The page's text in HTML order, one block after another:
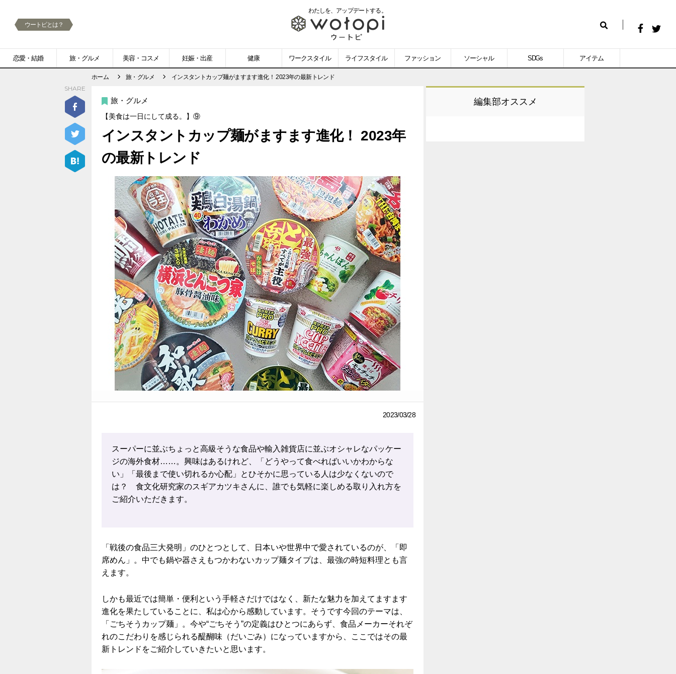
わたしを、 アップデートする。
wotopi
-
ウ
ト
恋愛・結婚 旅・グルメ 美容・コスメ 妊娠・出産 健康 ワークスタイル ライフスタイル ファッション ソーシャル SDGs アイテム
索
ウートピとは？ Facebook
ホーム 旅・グルメ インスタントカップ麺がますます進化！ 2023年の最新トレンド
旅・グルメ
【美食は一日にして成る。】⑨
インスタントカップ麺がますます進化！ 2023年
の最新トレンド
2023/03/28
スーパーに並ぶちょっと高級そうな食品や輸入雑貨店に並ぶオシャレなパッケー
ジの海外食材……。興味はあるけれど、「どうやって食べればいいかわからな
い」「最後まで使い切れるか心配」とひそかに思っている人は少なくないので
は？ 食文化研究家のスギアカツキさんに、誰でも気軽に楽しめる取り入れ方を
ご紹介いただきます。
「戦後の食品三大発明」のひとつとして、日本いや世界中で愛されているのが、「即
席めん」。中でも鍋や器さえもつかわないカップ麺タイプは、最強の時短料理とも言
えます。
しかも最近では簡単・便利という手軽さだけではなく、新たな魅力を加えてますます
進化を果たしていることに、私は心から感動しています。そうです今回のテーマは、
「ごちそうカップ麺」。今や“ごちそう”の定義はひとつにあらず、食品メーカーそれぞ
れのこだわりを感じられる醍醐味（だいごみ）になっていますから、ここではその最
新トレンドをご紹介していきたいと思います。
SHARE
編集部オススメ